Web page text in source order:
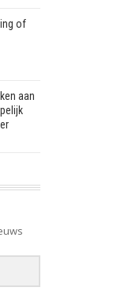
of
aan